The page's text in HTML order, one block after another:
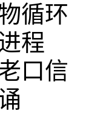
循环
程
口信